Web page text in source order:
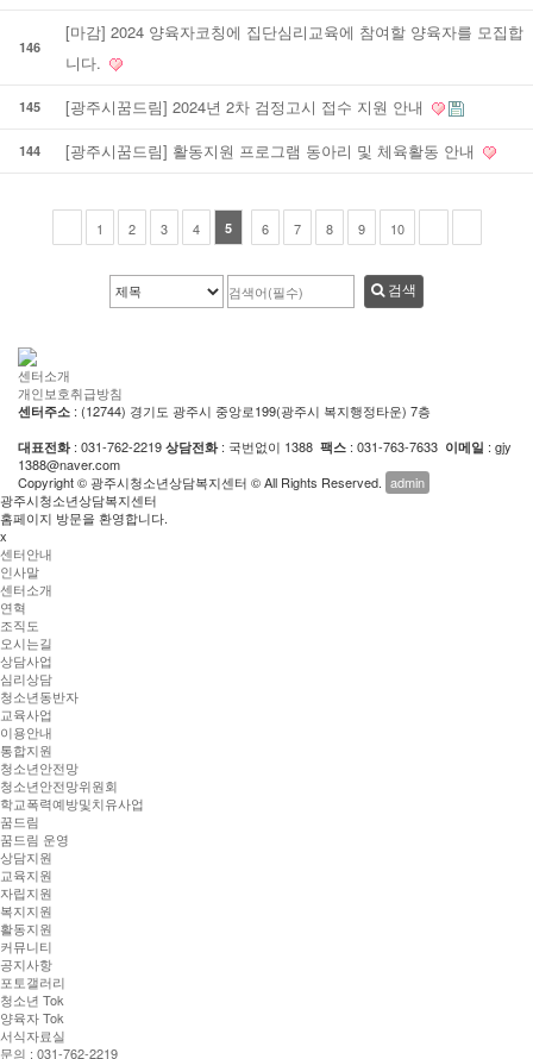
146
[마감] 2024 양육자코칭에 집단심리교육에 참여할 양육자를 모집합
니다.
145 [광주시꿈드림] 2024년 2차 검정고시 접수 지원 안내
144 [광주시꿈드림] 활동지원 프로그램 동아리 및 체육활동 안내
1 2 3 4 5 6 7 8 9 10
검색
센터소개
개인보호취급방침
센터주소 : (12744) 경기도 광주시 중앙로199(광주시 복지행정타운) 7층
대표전화: 031-762-2219 상담전화: 국번없이 1388 팩스 : 031-763-7633 이메일 : gjy
1388@naver.com
Copyright © 광주시청소년상담복지센터 © All Rights Reserved. admin
광주시청소년상담복지센터
홈페이지 방문을 환영합니다.
x
센터안내
인사말
센터소개
연혁
조직도
오시는길
상담사업
심리상담
청소년동반자
교육사업
이용안내
통합지원
청소년안전망
청소년안전망위원회
학교폭력예방및치유사업
꿈드림
꿈드림 운영
상담지원
교육지원
자립지원
복지지원
활동지원
커뮤니티
공지사항
포토갤러리
청소년 Tok
양육자 Tok
서식자료실
문의 : 031-762-2219